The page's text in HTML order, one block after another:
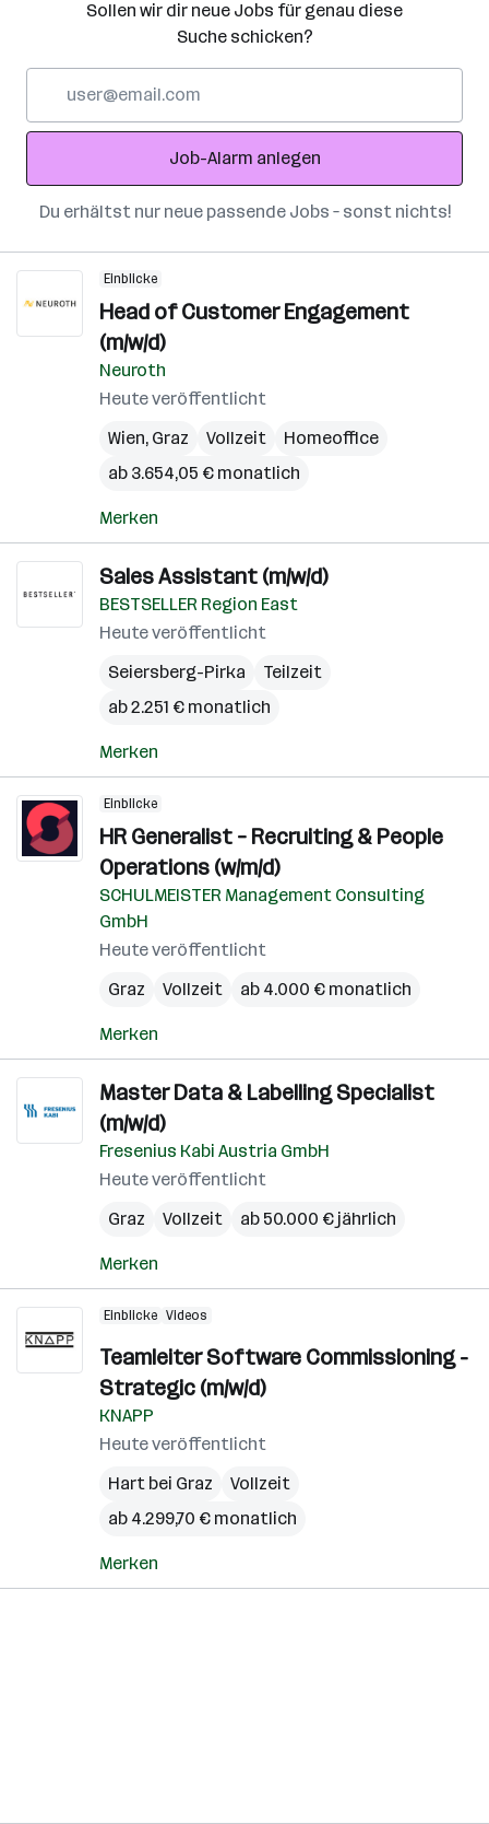
Sollen wir dir neue Jobs für genau diese
Suche schicken?
Adresse
Job-Alarm anlegen
Du erhältst nur neue passende Jobs – sonst nichts!
Einblicke
Head of Customer Engagement
(m/w/d)
Neuroth
Heute veröffentlicht
Wien, Graz Vollzeit
Homeoffice
ab 3.654,05 € monatlich
Merken
Sales Assistant (m/w/d)
BESTSELLER Region East
Heute veröffentlicht
Seiersberg-Pirka
Teilzeit
ab 2.251 € monatlich
Merken
Einblicke
HR Generalist – Recruiting & People
Operations (w/m/d)
SCHULMEISTER Management Consulting
GmbH
Heute veröffentlicht
Graz
Vollzeit ab 4.000 € monatlich
Merken
Master Data & Labelling Specialist
(m/w/d)
Fresenius Kabi Austria GmbH
Heute veröffentlicht
Graz
Vollzeit ab 50.000 € jährlich
Merken
Einblicke Videos
Teamleiter Software Commissioning -
Strategic (m/w/d)
KNAPP
Heute veröffentlicht
Hart bei Graz
Vollzeit
ab 4.299,70 € monatlich
Merken